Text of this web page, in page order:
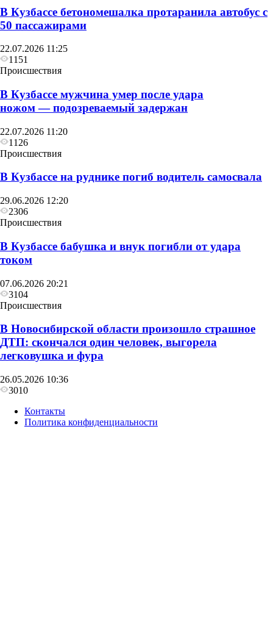
В Кузбассе бетономешалка протаранила автобус с
50 пассажирами
22.07.2026 11:25
1151
Происшествия
В Кузбассе мужчина умер после удара
ножом — подозреваемый задержан
22.07.2026 11:20
1126
Происшествия
В Кузбассе на руднике погиб водитель самосвала
29.06.2026 12:20
2306
Происшествия
В Кузбассе бабушка и внук погибли от удара
током
07.06.2026 20:21
3104
Происшествия
В Новосибирской области произошло страшное
ДТП: скончался один человек, выгорела
легковушка и фура
26.05.2026 10:36
3010
Контакты
Политика конфиденциальности